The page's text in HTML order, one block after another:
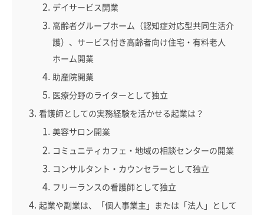
デイサービス開業
高齢者グループホーム（認知症対応型共同生活介
護）、サービス付き高齢者向け住宅・有料老人
ホーム開業
助産院開業
医療分野のライターとして独立
看護師としての実務経験を活かせる起業は？
美容サロン開業
コミュニティカフェ・地域の相談センターの開業
コンサルタント・カウンセラーとして独立
フリーランスの看護師として独立
起業や副業は、「個人事業主」または「法人」として